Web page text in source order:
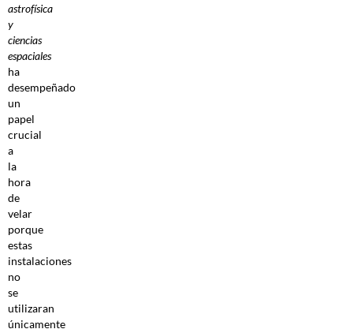
astrofísica
y
ciencias
espaciales
ha
desempeñado
un
papel
crucial
a
la
hora
de
velar
porque
estas
instalaciones
no
se
utilizaran
únicamente